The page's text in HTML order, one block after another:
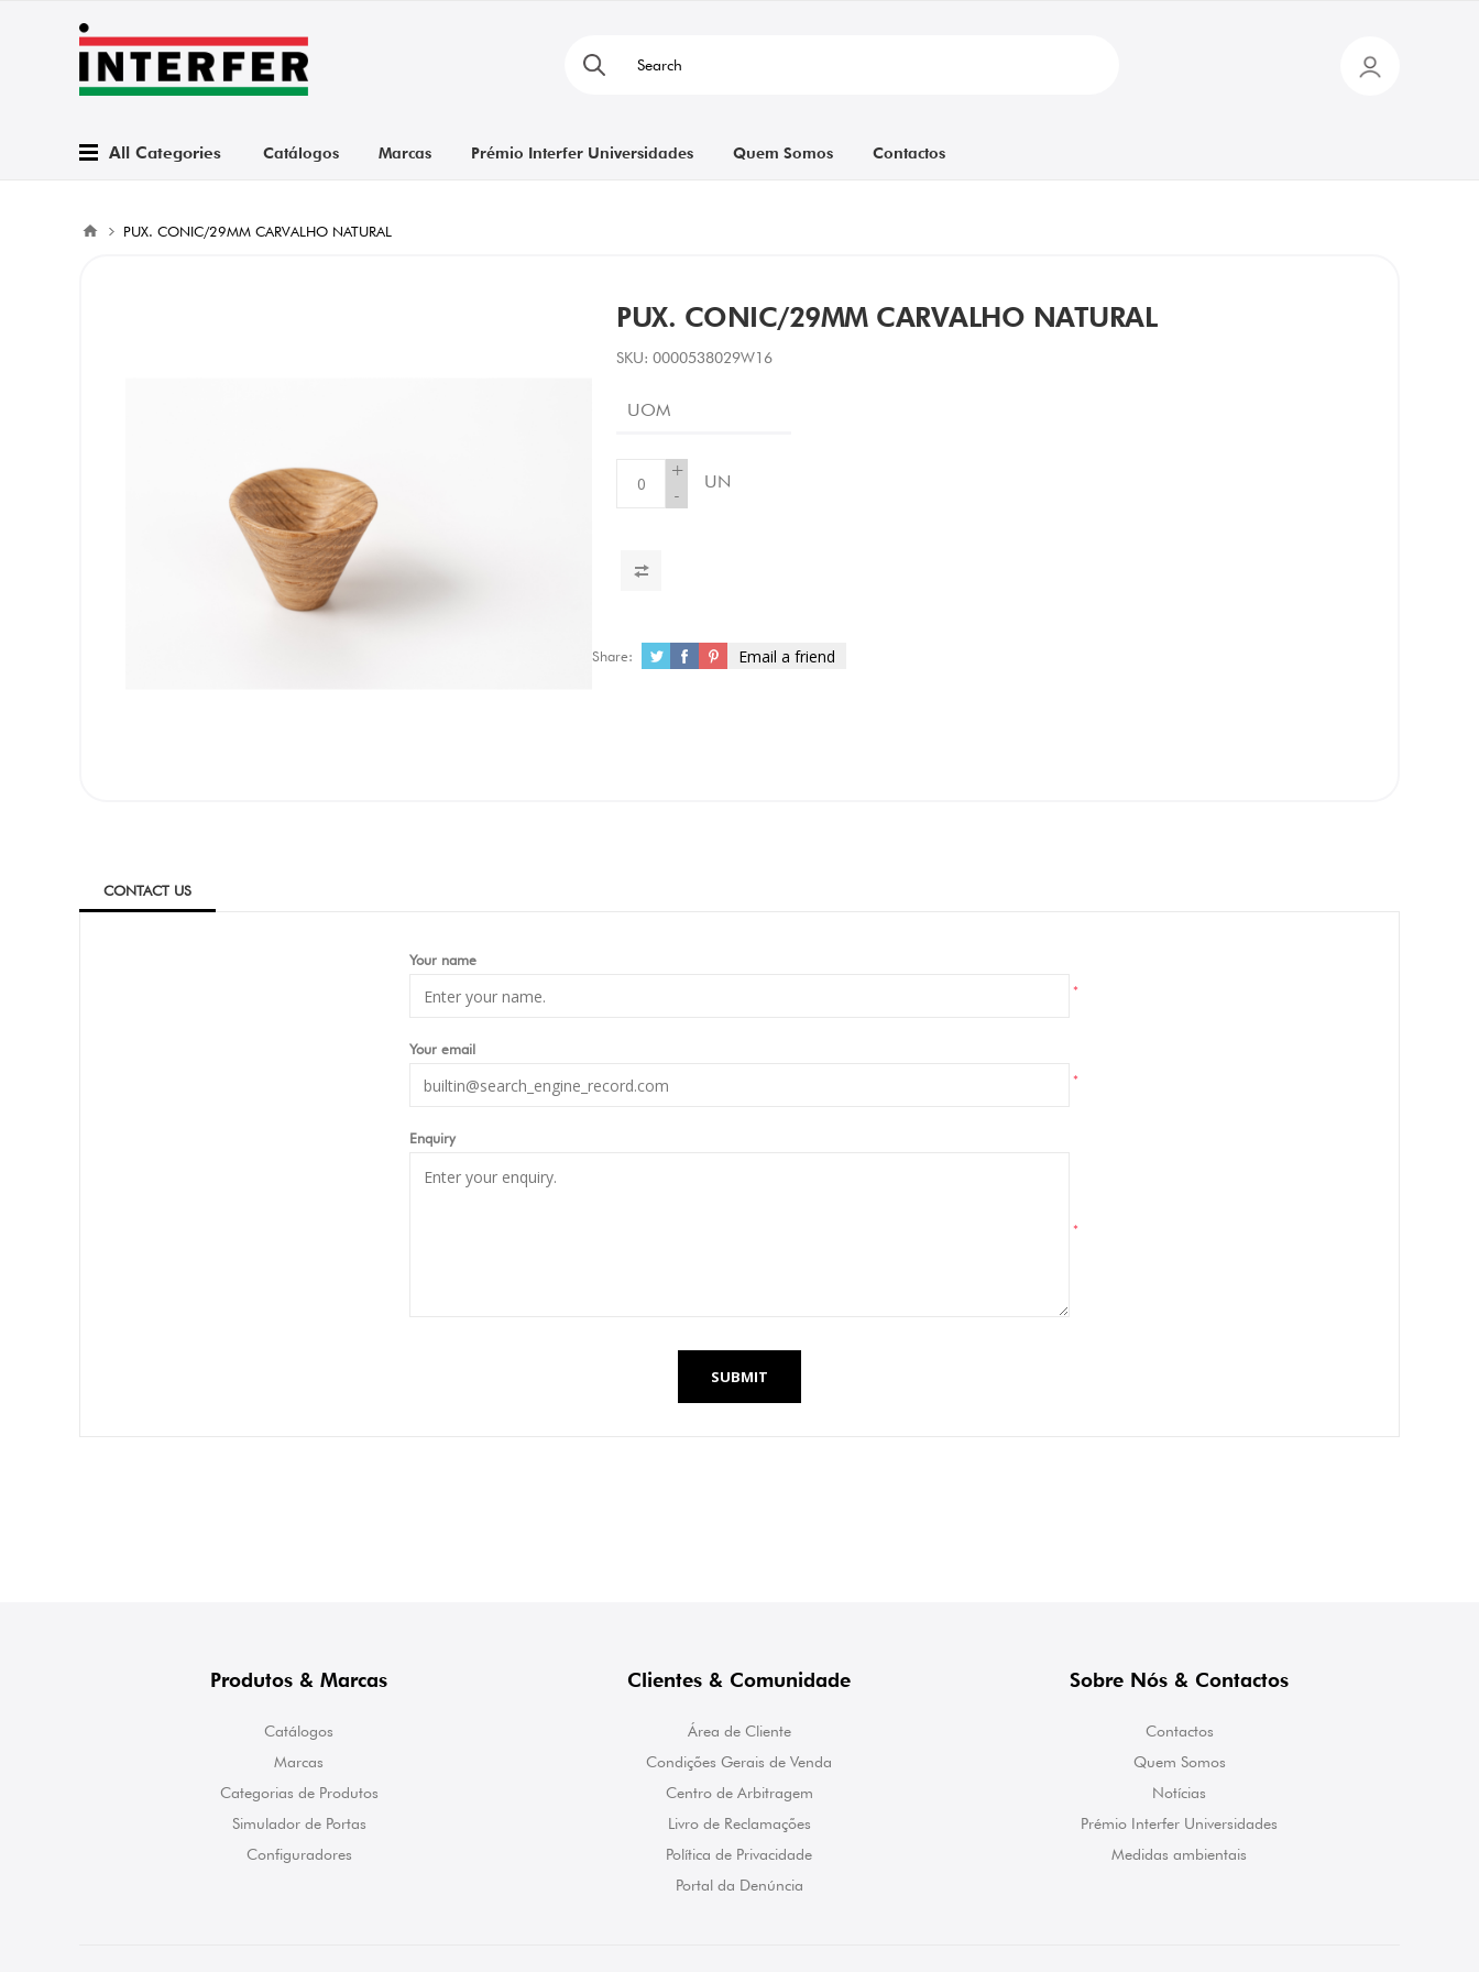
All Categories Catálogos Marcas Prémio Interfer Universidades Quem Somos Contactos
PUX. CONIC/29MM CARVALHO NATURAL
PUX. CONIC/29MM CARVALHO NATURAL
SKU: 0000538029W16
UOM
+
-
UN
Share: Email a friend
CONTACT US
Your name
*
Your email
*
Enquiry
*
SUBMIT
Produtos & Marcas
Catálogos
Marcas
Categorias de Produtos
Simulador de Portas
Configuradores
Clientes & Comunidade
Área de Cliente
Condições Gerais de Venda
Centro de Arbitragem
Livro de Reclamações
Política de Privacidade
Portal da Denúncia
Sobre Nós & Contactos
Contactos
Quem Somos
Notícias
Prémio Interfer Universidades
Medidas ambientais